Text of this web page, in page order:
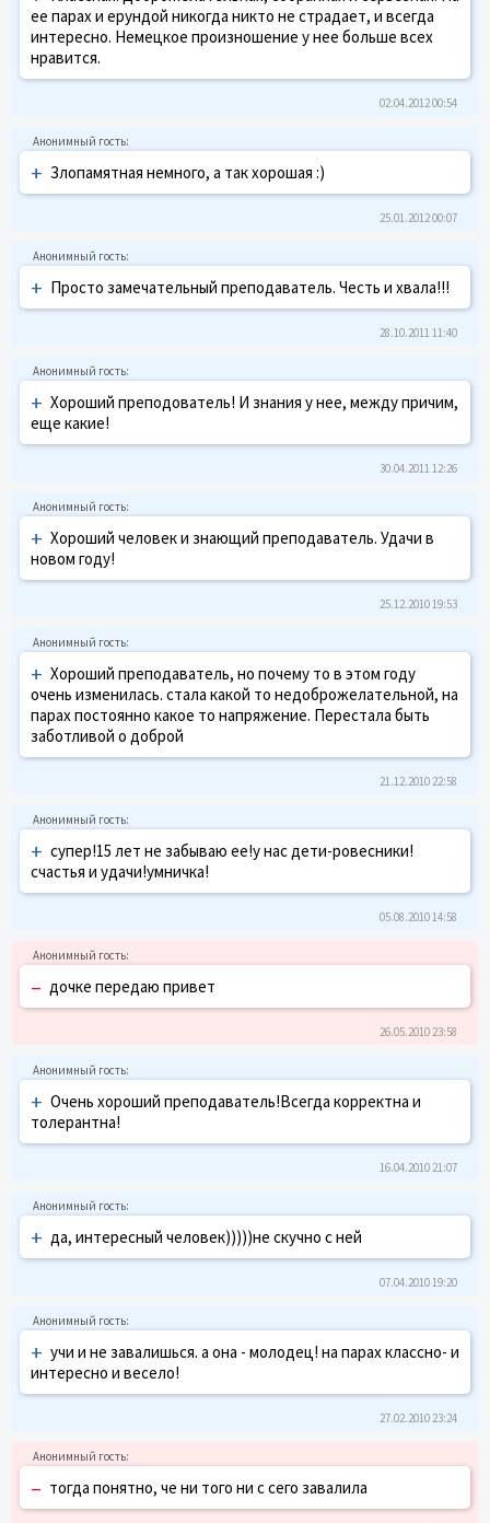
ее парах и ерундой никогда никто не страдает, и всегда
интересно. Немецкое произношение у нее больше всех
нравится.
02.04.2012 00:54
+ Злопамятная немного, а так хорошая :)
25.01.2012 00:07
+ Просто замечательный преподаватель. Честь и хвала!!!
28.10.2011 11:40
+ Хороший преподователь! И знания у нее, между причим,
еще какие!
30.04.2011 12:26
+ Хороший человек и знающий преподаватель. Удачи в
новом году!
25.12.2010 19:53
+ Хороший преподаватель, но почему то в этом году
очень изменилась. стала какой то недоброжелательной, на
парах постоянно какое то напряжение. Перестала быть
заботливой о доброй
21.12.2010 22:58
+ супер!15 лет не забываю ее!у нас дети-ровесники!
счастья и удачи!умничка!
05.08.2010 14:58
– дочке передаю привет
26.05.2010 23:58
+ Очень хороший преподаватель!Всегда корректна и
толерантна!
16.04.2010 21:07
+ да, интересный человек)))))не скучно с ней
07.04.2010 19:20
+ учи и не завалишься. а она - молодец! на парах классно- и
интересно и весело!
27.02.2010 23:24
– тогда понятно, че ни того ни с сего завалила